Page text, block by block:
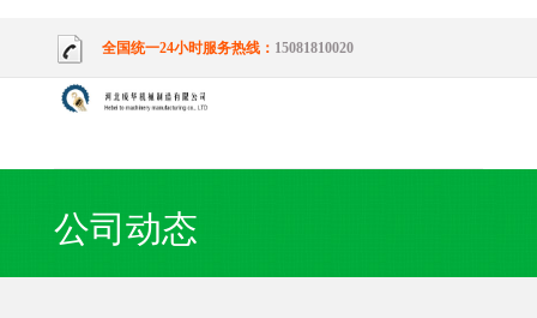
全国统一24小时服务热线： 15081810020
公司动态